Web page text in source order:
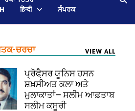
हिन्दी
ਸੰਪਰਕ
ਚਰਚਾ VIEW ALL
ਪ੍ਰੋਫੈ਼ਸਰ ਯੂਨਿਸ ਹਸਨ
ਸ਼ਖ਼ਸੀਅਤ ਕਲਾ ਅਤੇ
ਮੁਲਾਕਾਤਾਂ— ਸਲੀਮ ਆਫ਼ਤਾਬ
ਸਲੀਮ ਕਸੂਰੀ